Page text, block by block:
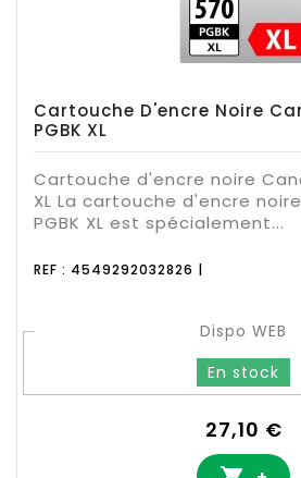
Cartouche D'encre Noire
PGBK XL
Cartouche d'encre noire
XL La cartouche d'encre
PGBK XL est spécialement...
REF : 4549292032826 |
Dispo WEB
En stock
Prix
27,10 €